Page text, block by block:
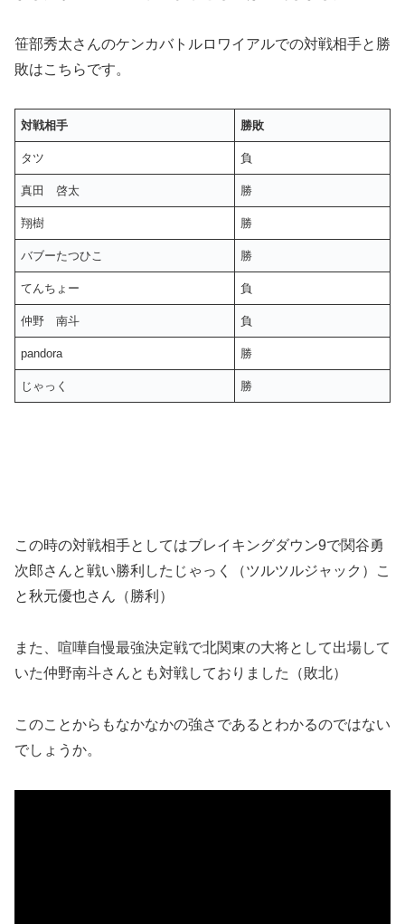
笹部秀太さんのケンカバトルロワイアルでの対戦相手と勝
敗はこちらです。
対戦相手 勝敗
タツ 負
真田 啓太 勝
翔樹 勝
バブーたつひこ 勝
てんちょー 負
仲野 南斗 負
pandora 勝
じゃっく 勝
この時の対戦相手としてはブレイキングダウン9で関谷勇
次郎さんと戦い勝利したじゃっく（ツルツルジャック）こ
と秋元優也さん（勝利）
また、喧嘩自慢最強決定戦で北関東の大将として出場して
いた仲野南斗さんとも対戦しておりました（敗北）
このことからもなかなかの強さであるとわかるのではない
でしょうか。